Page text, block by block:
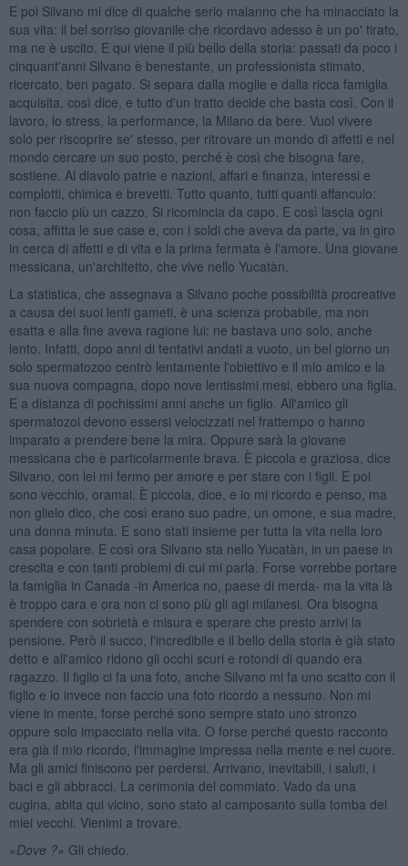
E poi Silvano mi dice di qualche serio malanno che ha minacciato la
sua vita: il bel sorriso giovanile che ricordavo adesso è un po' tirato,
ma ne è uscito. E qui viene il più bello della storia: passati da poco i
cinquant'anni Silvano è benestante, un professionista stimato,
ricercato, ben pagato. Si separa dalla moglie e dalla ricca famiglia
acquisita, così dice, e tutto d'un tratto decide che basta così. Con il
lavoro, lo stress, la performance, la Milano da bere. Vuol vivere
solo per riscoprire se' stesso, per ritrovare un mondo di affetti e nel
mondo cercare un suo posto, perché è così che bisogna fare,
sostiene. Al diavolo patrie e nazioni, affari e finanza, interessi e
complotti, chimica e brevetti. Tutto quanto, tutti quanti affanculo:
non faccio più un cazzo. Si ricomincia da capo. E così lascia ogni
cosa, affitta le sue case e, con i soldi che aveva da parte, va in giro
in cerca di affetti e di vita e la prima fermata è l'amore. Una giovane
messicana, un'architetto, che vive nello Yucatàn.
La statistica, che assegnava a Silvano poche possibilità procreative
a causa dei suoi lenti gameti, è una scienza probabile, ma non
esatta e alla fine aveva ragione lui: ne bastava uno solo, anche
lento. Infatti, dopo anni di tentativi andati a vuoto, un bel giorno un
solo spermatozoo centrò lentamente l'obiettivo e il mio amico e la
sua nuova compagna, dopo nove lentissimi mesi, ebbero una figlia.
E a distanza di pochissimi anni anche un figlio. All'amico gli
spermatozoi devono essersi velocizzati nel frattempo o hanno
imparato a prendere bene la mira. Oppure sarà la giovane
messicana che è particolarmente brava. È piccola e graziosa, dice
Silvano, con lei mi fermo per amore e per stare con i figli. E poi
sono vecchio, oramai. È piccola, dice, e io mi ricordo e penso, ma
non glielo dico, che così erano suo padre, un omone, e sua madre,
una donna minuta. E sono stati insieme per tutta la vita nella loro
casa popolare. E così ora Silvano sta nello Yucatàn, in un paese in
crescita e con tanti problemi di cui mi parla. Forse vorrebbe portare
la famiglia in Canada -in America no, paese di merda- ma la vita là
è troppo cara e ora non ci sono più gli agi milanesi. Ora bisogna
spendere con sobrietà e misura e sperare che presto arrivi la
pensione. Però il succo, l'incredibile e il bello della storia è già stato
detto e all'amico ridono gli occhi scuri e rotondi di quando era
ragazzo. Il figlio ci fa una foto, anche Silvano mi fa uno scatto con il
figlio e io invece non faccio una foto ricordo a nessuno. Non mi
viene in mente, forse perché sono sempre stato uno stronzo
oppure solo impacciato nella vita. O forse perché questo racconto
era già il mio ricordo, l'immagine impressa nella mente e nel cuore.
Ma gli amici finiscono per perdersi. Arrivano, inevitabili, i saluti, i
baci e gli abbracci. La cerimonia del commiato. Vado da una
cugina, abita qui vicino, sono stato al camposanto sulla tomba dei
miei vecchi. Vienimi a trovare.
«Dove ?» Gli chiedo.